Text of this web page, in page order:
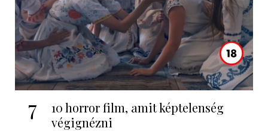
7
10 horror film, amit képtelenség
végignézni